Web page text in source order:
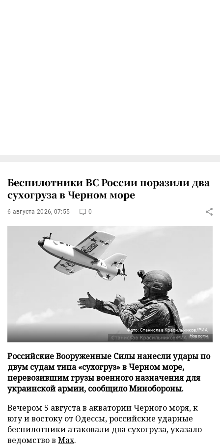
Беспилотники ВС России поразили два
сухогруза в Черном море
6 августа 2026, 07:55 0
Фото: Станислав Красильников/РИА
Новости
Российские Вооруженные Силы нанесли удары по
двум судам типа «сухогруз» в Черном море,
перевозившим грузы военного назначения для
украинской армии, сообщило Минобороны.
Вечером 5 августа в акватории Черного моря, к
югу и востоку от Одессы, российские ударные
беспилотники атаковали два сухогруза, указало
ведомство в Max.